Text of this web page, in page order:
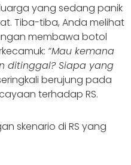
yang sedang panik
Tiba-tiba, Anda melihat
membawa botol
“Mau kemana
ditinggal? Siapa yang
berujung pada
terhadap RS.
skenario di RS yang